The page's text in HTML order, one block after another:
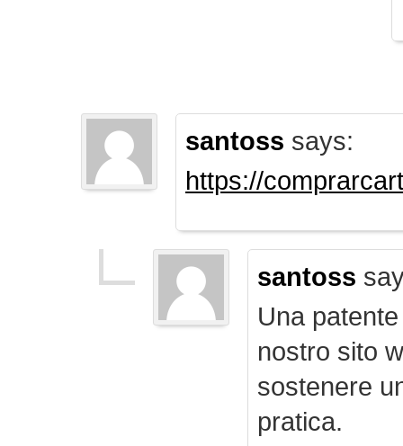
santoss says:
https://
santoss
Una
nostro sito
sostenere
pratica.